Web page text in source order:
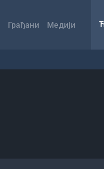
Грађани Медији